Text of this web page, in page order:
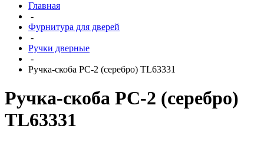
Главная
-
Фурнитура для дверей
-
Ручки дверные
-
Ручка-скоба РС-2 (серебро) TL63331
Ручка-скоба РС-2 (серебро)
TL63331